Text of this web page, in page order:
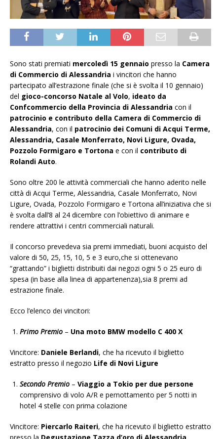
Sono stati premiati mercoledì 15 gennaio presso la Camera
di Commercio di Alessandria i vincitori che hanno
partecipato all’estrazione finale (che si è svolta il 10 gennaio)
del gioco-concorso Natale al Volo, ideato da
Confcommercio della Provincia di Alessandria con il
patrocinio e contributo della Camera di Commercio di
Alessandria, con il patrocinio dei Comuni di Acqui Terme,
Alessandria, Casale Monferrato, Novi Ligure, Ovada,
Pozzolo Formigaro e Tortona e con il contributo di
Rolandi Auto.
Sono oltre 200 le attività commerciali che hanno aderito nelle
città di Acqui Terme, Alessandria, Casale Monferrato, Novi
Ligure, Ovada, Pozzolo Formigaro e Tortona all’iniziativa che si
è svolta dall’8 al 24 dicembre con l’obiettivo di animare e
rendere attrattivi i centri commerciali naturali.
Il concorso prevedeva sia premi immediati, buoni acquisto del
valore di 50, 25, 15, 10, 5 e 3 euro,che si ottenevano
“grattando” i biglietti distribuiti dai negozi ogni 5 o 25 euro di
spesa (in base alla linea di appartenenza),sia 8 premi ad
estrazione finale.
Ecco l’elenco dei vincitori:
Primo Premio – Una moto BMW modello C 400 X
Vincitore: Daniele Berlandi, che ha ricevuto il biglietto
estratto presso il negozio Life di Novi Ligure
Secondo Premio – Viaggio a Tokio per due persone
comprensivo di volo A/R e pernottamento per 5 notti in
hotel 4 stelle con prima colazione
Vincitore: Piercarlo Raiteri, che ha ricevuto il biglietto estratto